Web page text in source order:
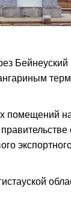
Бейнеуский
помещений